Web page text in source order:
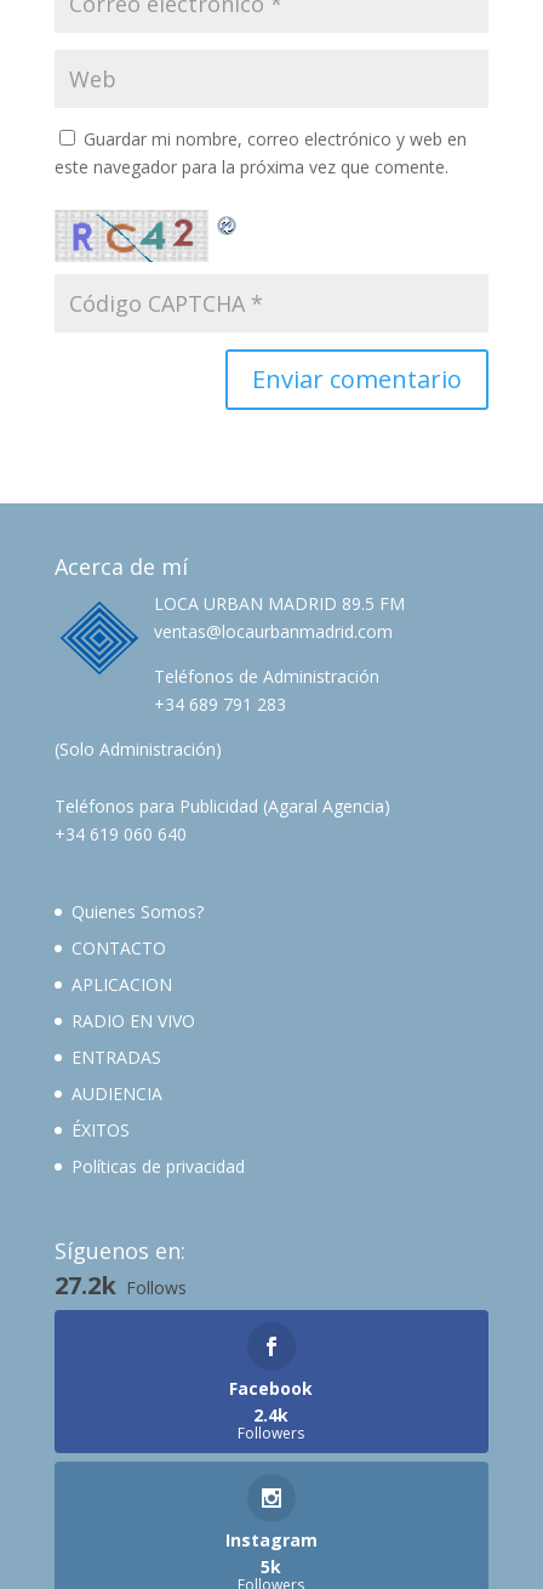
Guardar mi nombre, correo electrónico y web en
este navegador para la próxima vez que comente.
Acerca de mí
LOCA URBAN MADRID 89.5 FM
ventas@locaurbanmadrid.com
Teléfonos de Administración
+34 689 791 283
(Solo Administración)
Teléfonos para Publicidad (Agaral Agencia)
+34 619 060 640
Quienes Somos?
CONTACTO
APLICACION
RADIO EN VIVO
ENTRADAS
AUDIENCIA
ÉXITOS
Políticas de privacidad
Síguenos en:
27.2k Follows
Facebook
2.4k
Followers
Instagram
5k
Followers